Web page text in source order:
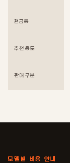
현금통
추천 용도
판매 구분
모델별 비용 안내